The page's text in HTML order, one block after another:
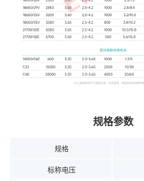
规格参数
规格
标称电压